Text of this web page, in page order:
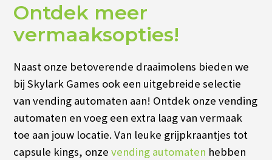
Ontdek meer
vermaaksopties!
Naast onze betoverende draaimolens bieden we
bij Skylark Games ook een uitgebreide selectie
van vending automaten aan! Ontdek onze vending
automaten en voeg een extra laag van vermaak
toe aan jouw locatie. Van leuke grijpkraantjes tot
capsule kings, onze vending automaten hebben